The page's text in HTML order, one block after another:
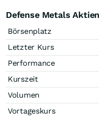
Defense Metals
Börsenplatz
Letzter Kurs
Performance
Kurszeit
Volumen
Vortageskurs